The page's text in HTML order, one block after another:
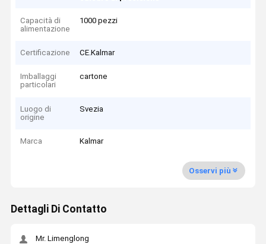
Capacità di
alimentazione
1000 pezzi
Certificazione CE.Kalmar
Imballaggi
particolari
cartone
Luogo di
origine
Svezia
Marca Kalmar
Osservi più
Dettagli Di Contatto
Mr. Limenglong